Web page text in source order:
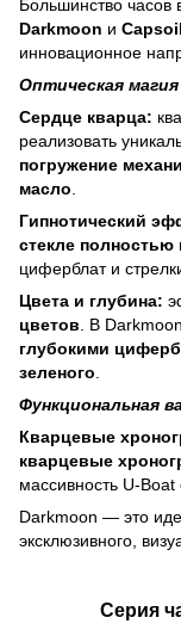
Большинство часов
Darkmoon и Capsoil
инновационное
Оптическая
Сердце кварца:
реализовать
погружение
масло
Гипнотический
стекле полностью
циферблат и
Цвета и глубина:
цветов . В
глубокими
зеленого
Функциональная
Кварцевые
кварцевые
массивность U-
Darkmoon — это
эксклюзивного,
Серия